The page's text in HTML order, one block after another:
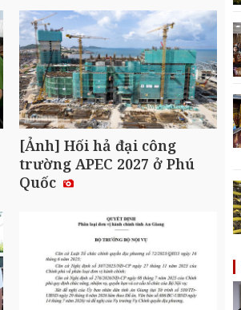
[Ảnh] Hối hả đại công
trường APEC 2027 ở Phú
Quốc